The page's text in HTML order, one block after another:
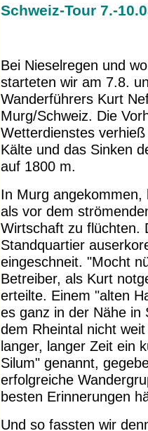
Schweiz-Tour 7.-
Bei Nieselregen und
starteten wir am 7.8.
Wanderführers Kurt
Murg/Schweiz. Die
Wetterdienstes
Kälte und das Sinken
auf 1800 m.
In Murg angekommen,
als vor dem
Wirtschaft zu flüchten.
Standquartier
eingeschneit. "Mocht
Betreiber, als Kurt
erteilte. Einem "alten
es ganz in der Nähe in
dem Rheintal nicht
langer, langer Zeit ein
Silum" genannt,
erfolgreiche
besten Erinnerungen
Und so fassten wir